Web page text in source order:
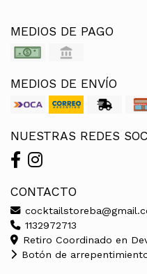
MEDIOS DE PAGO
MEDIOS DE ENVÍO
NUESTRAS REDES
CONTACTO
1132972713
Retiro Coordinado en
Botón de